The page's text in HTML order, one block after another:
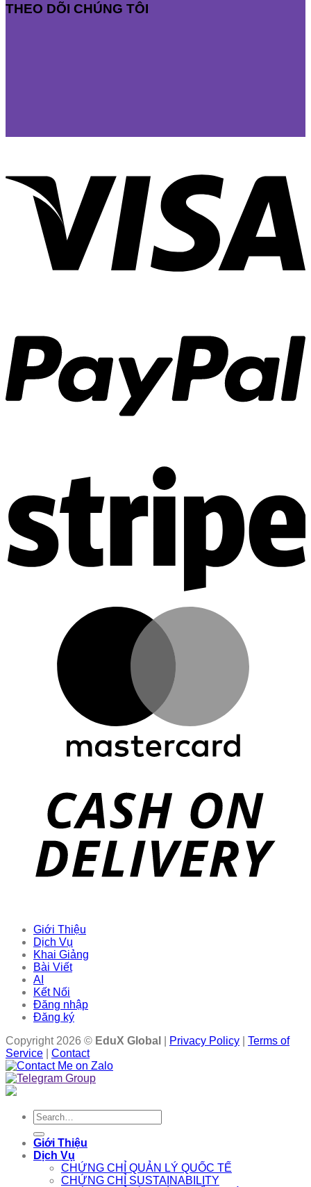
THEO DÕI CHÚNG TÔI
Giới Thiệu
Dịch Vụ
Khai Giảng
Bài Viết
AI
Kết Nối
Đăng nhập
Đăng ký
Copyright 2026 © EduX Global Privacy Policy
Terms of
Service
Contact
Search
for:
Giới Thiệu
Dịch Vụ
CHỨNG CHỈ QUẢN LÝ QUỐC TẾ
CHỨNG CHỈ SUSTAINABILITY